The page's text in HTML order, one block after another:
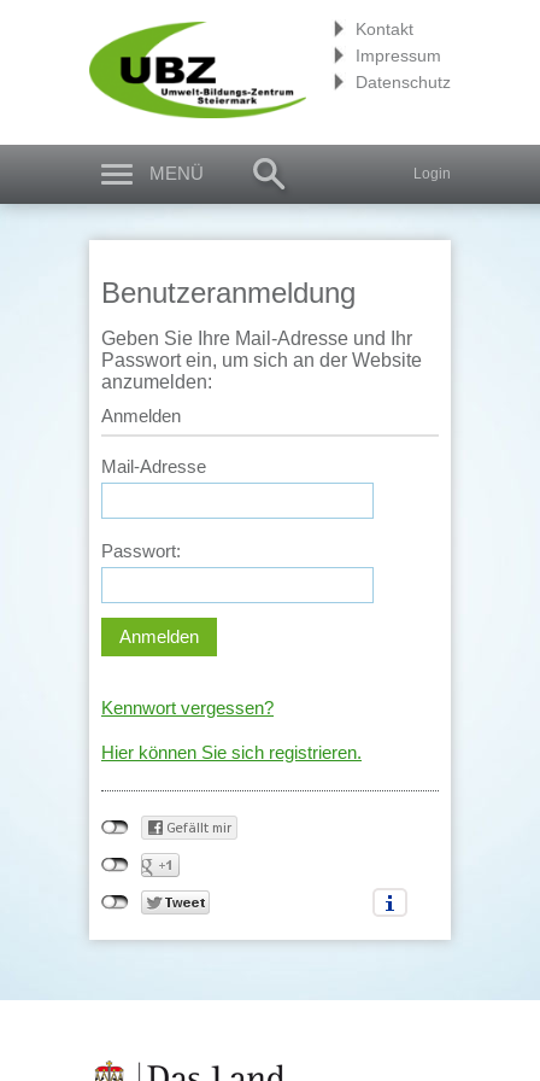
Kontakt
Impressum
Datenschutz
Login
MENÜ
Benutzeranmeldung
Geben Sie Ihre Mail-Adresse und Ihr
Passwort ein, um sich an der Website
anzumelden:
Anmelden
Mail-Adresse
Passwort:
Kennwort vergessen?
Hier können Sie sich registrieren.